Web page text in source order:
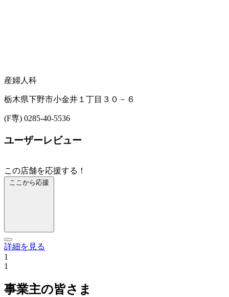
産婦人科
栃木県下野市小金井１丁目３０－６
(F専) 0285-40-5536
ユーザーレビュー
この店舗を応援する！
ここから応援
詳細を見る
1
1
事業主の皆さま